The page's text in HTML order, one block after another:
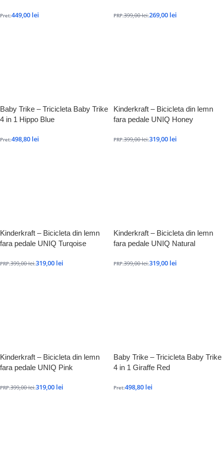
Pret:449,00 lei PRP:399,00lei:269,00 lei
Baby Trike – Tricicleta Baby Trike
4 in 1 Hippo Blue
Pret:498,80 lei
Kinderkraft – Bicicleta din lemn
fara pedale UNIQ Honey
PRP:399,00lei:319,00 lei
Kinderkraft – Bicicleta din lemn
fara pedale UNIQ Turqoise
PRP:399,00lei:319,00 lei
Kinderkraft – Bicicleta din lemn
fara pedale UNIQ Natural
PRP:399,00lei:319,00 lei
Kinderkraft – Bicicleta din lemn
fara pedale UNIQ Pink
PRP:399,00lei:319,00 lei
Baby Trike – Tricicleta Baby Trike
4 in 1 Giraffe Red
Pret:498,80 lei